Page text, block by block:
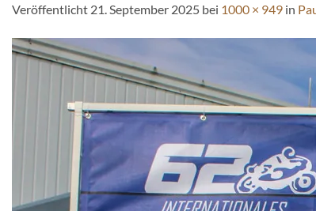
Veröffentlicht 21. September 2025 bei 1000 × 949 in